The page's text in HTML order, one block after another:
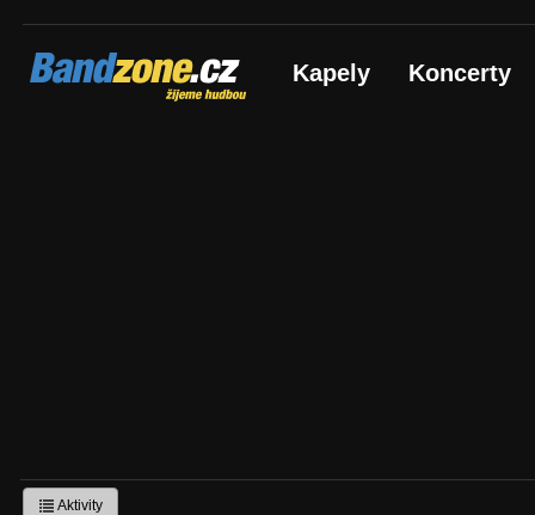
Bandzone.cz
žijeme hudbou Kapely Koncerty
Aktivity